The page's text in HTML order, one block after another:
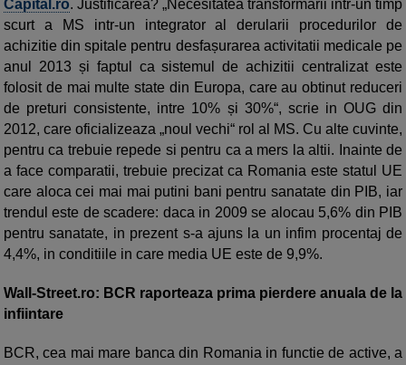
Capital.ro. Justificarea? „Necesitatea transformarii intr-un timp
scurt a MS intr-un integrator al derularii procedurilor de
achizitie din spitale pentru desfașurarea activitatii medicale pe
anul 2013 și faptul ca sistemul de achizitii centralizat este
folosit de mai multe state din Europa, care au obtinut reduceri
de preturi consistente, intre 10% și 30%“, scrie in OUG din
2012, care oficializeaza „noul vechi“ rol al MS. Cu alte cuvinte,
pentru ca trebuie repede si pentru ca a mers la altii. Inainte de
a face comparatii, trebuie precizat ca Romania este statul UE
care aloca cei mai mai putini bani pentru sanatate din PIB, iar
trendul este de scadere: daca in 2009 se alocau 5,6% din PIB
pentru sanatate, in prezent s-a ajuns la un infim procentaj de
4,4%, in conditiile in care media UE este de 9,9%.
Wall-Street.ro: BCR raporteaza prima pierdere anuala de la
infiintare
BCR, cea mai mare banca din Romania in functie de active, a